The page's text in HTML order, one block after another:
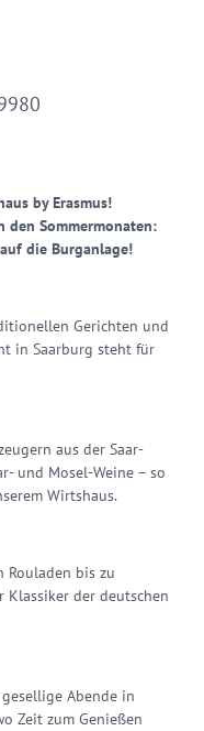
by Erasmus!
den Sommermonaten:
die Burganlage!
Gerichten und
in Saarburg steht für
aus der Saar-
und Mosel-Weine – so
Wirtshaus.
Rouladen bis zu
der deutschen
Abende in
Zeit zum Genießen